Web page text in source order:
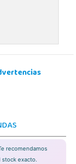
recomendamos
stock exacto.